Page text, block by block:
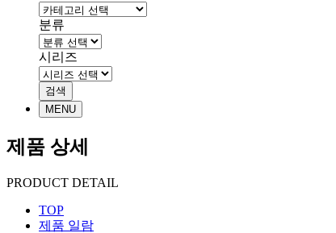
분류
시리즈
MENU
제품 상세
PRODUCT DETAIL
TOP
제품 일람